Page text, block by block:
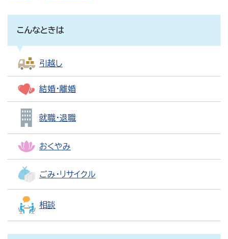
こんなときは
引越し
結婚・離婚
就職・退職
おくやみ
ごみ・リサイクル
相談